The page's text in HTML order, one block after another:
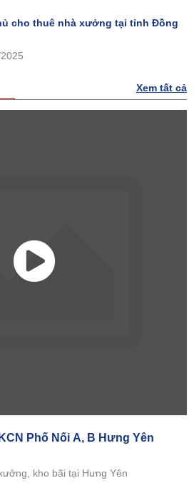
cho thuê nhà xưởng tại tỉnh Đồng
Xem tất cả
Phố Nối A, B Hưng Yên
kho bãi tại Hưng Yên